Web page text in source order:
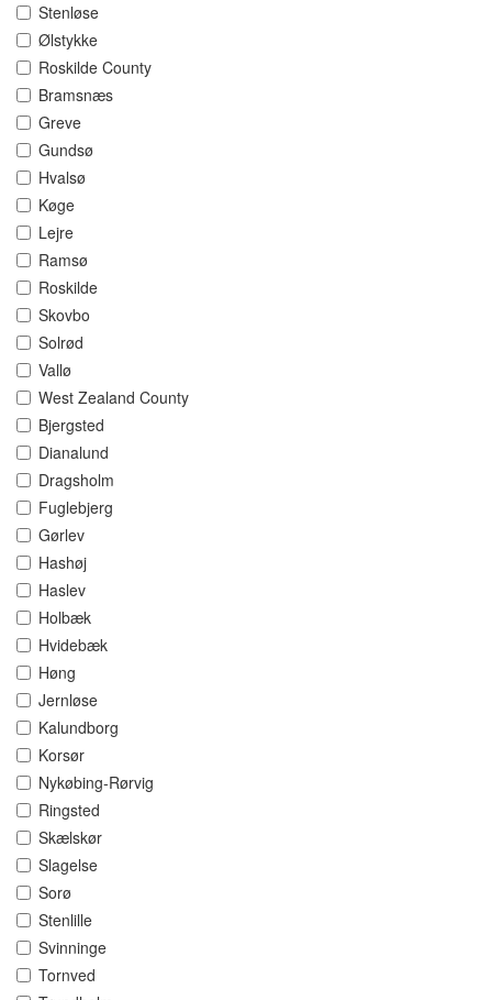
Stenløse
Ølstykke
Roskilde County
Bramsnæs
Greve
Gundsø
Hvalsø
Køge
Lejre
Ramsø
Roskilde
Skovbo
Solrød
Vallø
West Zealand County
Bjergsted
Dianalund
Dragsholm
Fuglebjerg
Gørlev
Hashøj
Haslev
Holbæk
Hvidebæk
Høng
Jernløse
Kalundborg
Korsør
Nykøbing-Rørvig
Ringsted
Skælskør
Slagelse
Sorø
Stenlille
Svinninge
Tornved